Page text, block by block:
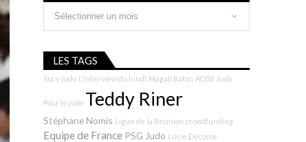
LES TAGS
Sucy Judo L'interview du lundi Magali Baton ACBB Judo
Pour le judo Teddy Riner
Stéphane Nomis Ligue de la Réunion crowdfunding
Equipe de France PSG Judo Lucie Décosse